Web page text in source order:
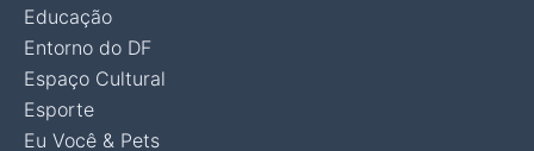
Educação
Entorno do DF
Espaço Cultural
Esporte
Eu Você & Pets